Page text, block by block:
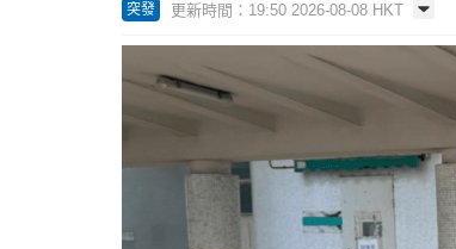
突發 更新時間：19:50 2026-08-08 HKT